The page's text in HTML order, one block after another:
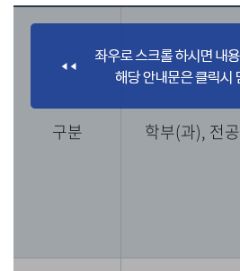
구분 학부(과), 전공